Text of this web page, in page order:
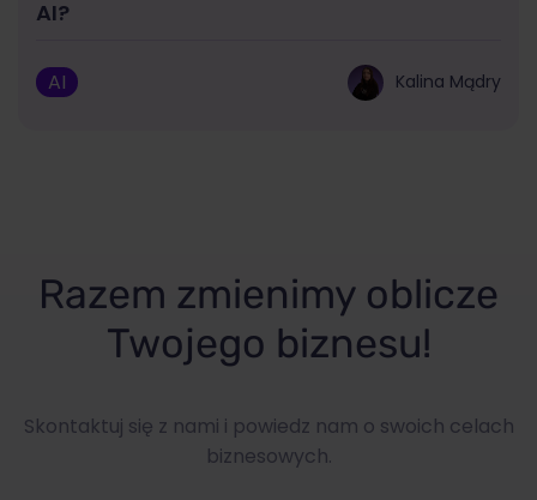
AI?
AI Kalina Mądry
Razem zmienimy oblicze
Twojego biznesu!
Skontaktuj się z nami i powiedz nam o swoich celach
biznesowych.